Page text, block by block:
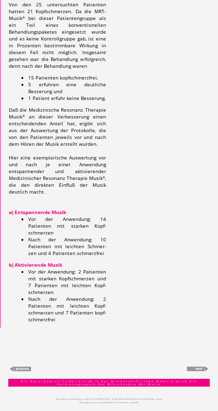
Von den 25 untersuchten Patienten
hatten 21 Kopf­schmerzen. Da die MRT-
Musik®bei dieser Patientengruppe als
ein Teil eines konventionellen
Behandlungspaketes eingesetzt wurde
und es keine Kontrollgruppe gab, ist eine
in Prozenten bestimmbare Wirkung in
diesem Fall nicht möglich. Insgesamt
gesehen war die Behandlung erfolg­reich,
denn nach der Behandlung waren
15 Patienten kopfschmerzfrei,
5 erfuhren eine deutliche
Besserung und
1 Patient erfuhr keine Besserung.
Daß die Medizinische Resonanz Therapie
Musik®an dieser Verbesserung einen
entscheidenden Anteil hat, ergibt sich
aus der Auswertung der Protokolle, die
von den Patienten jeweils vor und nach
dem Hören der Musik erstellt wurden.
Hier eine exemplarische Auswertung vor
und nach je einer Anwendung
entspannender und aktivierender
Medizinischer Resonanz Therapie Musik®,
die den direkten Einfluß der Musik
deutlich macht.
a) Entspannende Musik
Vor der Anwendung: 14
Patienten mit starken Kopf­
schmerzen
Nach der Anwendung: 10
Patienten mit leichten Schmer­
zen und 4 Patienten schmerz­frei
b) Aktivierende Musik
Vor der Anwendung: 2 Patienten
mit starken Kopf­schmerzen und
7 Patienten mit leichten Kopf­
schmerzen
Nach der Anwendung: 2
Patienten mit leichten Kopf­
schmerzen und 7 Patienten kopf­
schmerzfrei
Die Naturmedizin findet Einlaß in der Wissenschaftlichen Medizin durch die
Harmoniegesetze des Mikrokosmos der Musik
Mit freundlicher Genehmigung von AAR EDITION INTERNATIONAL – © 1998- 2026 WISSENSCHAFTLICHE MUSIK MEDIZIN | Kontakt
Änderungen, die dem wissenschaftlichen Fortschritt dienen, vorbehalten.